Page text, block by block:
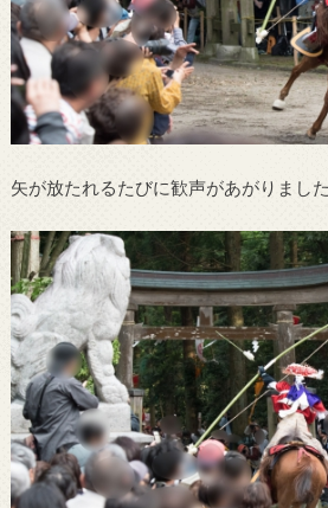
矢が放たれるたびに歓声があがりました